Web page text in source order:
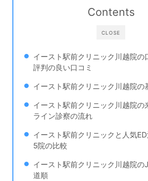
CLOSE
Contents
イースト駅前クリニック川越院の
評判の良い口コミ
イースト駅前クリニック川越院の
イースト駅前クリニック川越院の
ライン診察の流れ
イースト駅前クリニックと人気
5院の比較
イースト駅前クリニック川越院の
道順